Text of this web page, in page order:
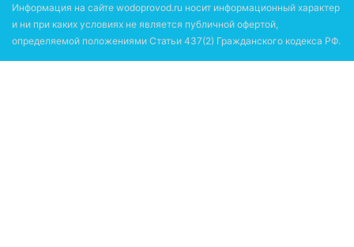
Информация на сайте wodoprovod.ru носит информационный характер
и ни при каких условиях не является публичной офертой,
определяемой положениями Статьи 437(2) Гражданского кодекса РФ.